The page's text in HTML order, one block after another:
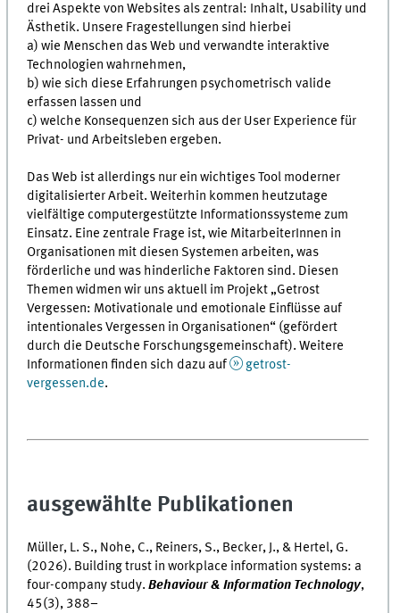
drei Aspekte von Websites als zentral: Inhalt, Usability und
Ästhetik. Unsere Fragestellungen sind hierbei
a) wie Menschen das Web und verwandte interaktive
Technologien wahrnehmen,
b) wie sich diese Erfahrungen psychometrisch valide
erfassen lassen und
c) welche Konsequenzen sich aus der User Experience für
Privat- und Arbeitsleben ergeben.
Das Web ist allerdings nur ein wichtiges Tool moderner
digitalisierter Arbeit. Weiterhin kommen heutzutage
vielfältige computergestützte Informationssysteme zum
Einsatz. Eine zentrale Frage ist, wie MitarbeiterInnen in
Organisationen mit diesen Systemen arbeiten, was
förderliche und was hinderliche Faktoren sind. Diesen
Themen widmen wir uns aktuell im Projekt „Getrost
Vergessen: Motivationale und emotionale Einflüsse auf
intentionales Vergessen in Organisationen“ (gefördert
durch die Deutsche Forschungsgemeinschaft). Weitere
Informationen finden sich dazu auf
getrost-
vergessen.de.
ausgewählte Publikationen
Müller, L. S., Nohe, C., Reiners, S., Becker, J., & Hertel, G.
(2026). Building trust in workplace information systems: a
four-company study.Behaviour & Information Technology,
45(3), 388–